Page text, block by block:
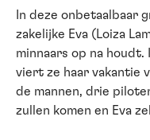
In deze onbetaalbaar
zakelijke Eva (Loiza
minnaars op na houdt.
viert ze haar vakantie
de mannen, drie
zullen komen en Eva